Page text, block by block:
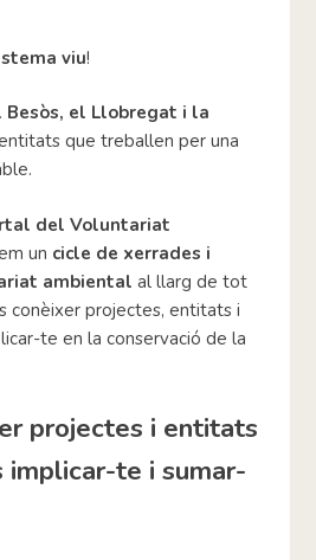
viu!
el Llobregat i la
que treballen per una
del Voluntariat
un cicle de xerrades i
ambiental al llarg de tot
conèixer projectes, entitats i
te en la conservació de la
projectes i entitats
implicar-te i sumar-